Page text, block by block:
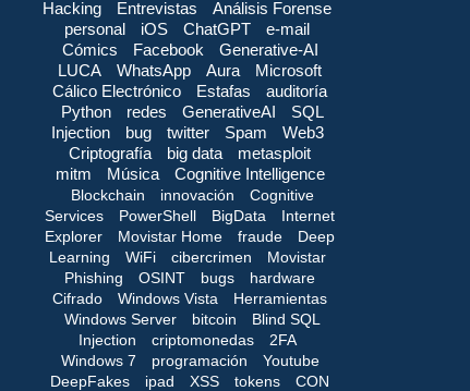
Hacking
Entrevistas
Análisis Forense
personal
iOS ChatGPT
e-mail
Cómics
Facebook
Generative-AI
LUCA
WhatsApp Aura
Microsoft
Cálico Electrónico
Estafas
auditoría
Python
redes GenerativeAI
SQL
Injection
bug twitter Spam
Web3
Criptografía
big data
metasploit
mitm
Música Cognitive Intelligence
Blockchain innovación
Cognitive
Services
PowerShell BigData
Internet
Explorer
Movistar Home fraude
Deep
Learning
WiFi cibercrimen
Movistar
Phishing
OSINT bugs
hardware
Cifrado
Windows Vista
Herramientas
Windows Server
bitcoin
Blind SQL
Injection
criptomonedas
2FA
Windows 7
programación
Youtube
DeepFakes
ipad XSS tokens
CON